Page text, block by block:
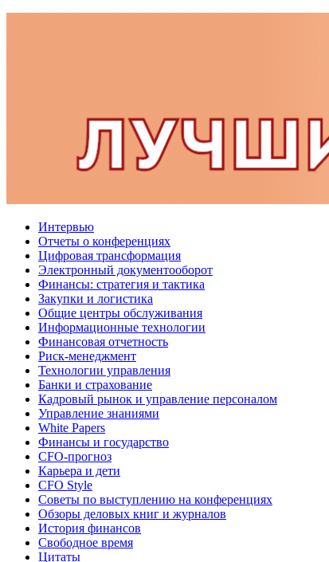
Интервью
Отчеты о конференциях
Цифровая трансформация
Электронный документооборот
Финансы: стратегия и тактика
Закупки и логистика
Общие центры обслуживания
Информационные технологии
Финансовая отчетность
Риск-менеджмент
Технологии управления
Банки и страхование
Кадровый рынок и управление персоналом
Управление знаниями
White Papers
Финансы и государство
CFO-прогноз
Карьера и дети
CFO Style
Советы по выступлению на конференциях
Обзоры деловых книг и журналов
История финансов
Свободное время
Цитаты